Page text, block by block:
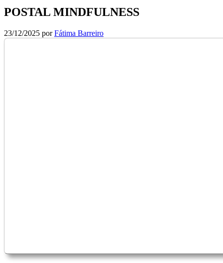
POSTAL MINDFULNESS
23/12/2025 porFátima Barreiro